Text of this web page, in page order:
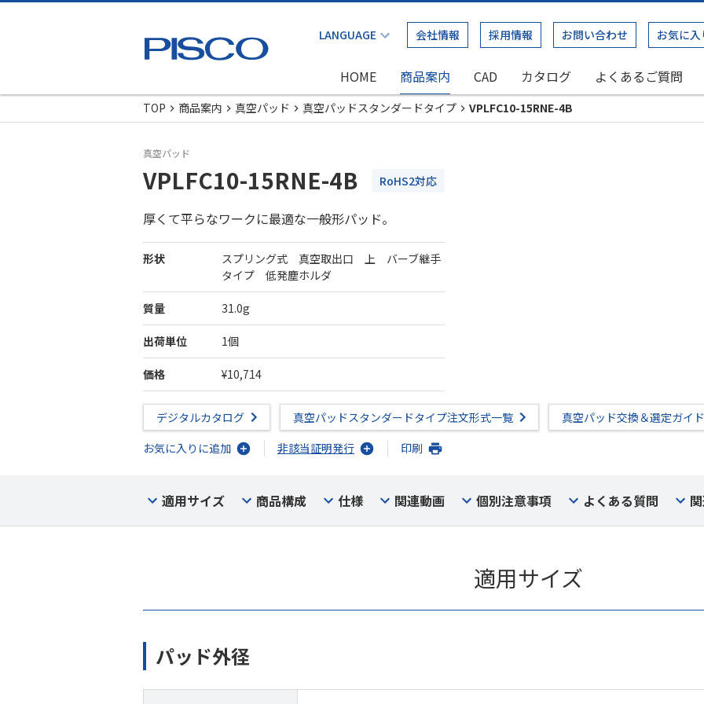
会社情報 採用情報 お問い合わせ お気に入
HOME 商品案内 CAD カタログ よくあるご質問
TOP
商品案内 真空パッド 真空パッドスタンダードタイプ VPLFC10-15RNE-4B
真空パッド
VPLFC10-15RNE-4B RoHS2対応
厚くて平らなワークに最適な一般形パッド。
形状
スプリング式 真空取出口 上 バーブ継手
タイプ 低発塵ホルダ
質量 31.0g
出荷単位 1個
価格 ¥10,714
デジタルカタログ 真空パッドスタンダードタイプ注文形式一覧
真空パッド交換＆選定ガイド
お気に入りに追加
非該当証明発行 印刷
適用サイズ 商品構成 仕様 関連動画 個別注意事項 よくある質問
適用サイズ
パッド外径